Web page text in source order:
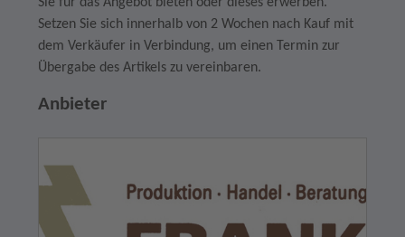
Setzen Sie sich innerhalb von 2 Wochen nach Kauf mit
dem Verkäufer in Verbindung, um einen Termin zur
Übergabe des Artikels zu vereinbaren.
Anbieter